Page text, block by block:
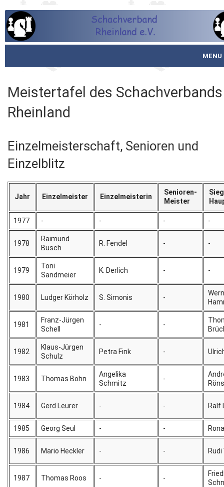
MENU
Schachjugend
Fotos
Service
Newsletter
Kontakt
Datenschutz
Meistertafel des Schachverbands
Rheinland
Einzelmeisterschaft, Senioren und
Einzelblitz
Jahr Einzelmeister Einzelmeisterin
Senioren-
Meister
1977 - - - -
1978
Raimund
Busch
R. Fendel - -
1979
Toni
Sandmeier
K. Derlich - -
1980 Ludger Körholz S. Simonis -
1981
Franz-Jürgen
Schell
- -
1982
Klaus-Jürgen
Schulz
Petra Fink -
1983 Thomas Bohn
Angelika
Schmitz
-
1984 Gerd Leurer - - Ralf
1985 Georg Seul - -
1986 Mario Heckler - -
1987 Thomas Roos - -